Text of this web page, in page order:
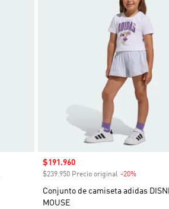
Precio de venta
$191.960
$239.950 Precio original -20%
Conjunto de camiseta adidas
MOUSE